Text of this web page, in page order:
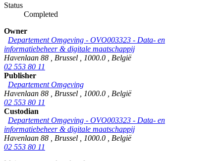
Status
Completed
Owner
Departement Omgeving - OVO003323 - Data- en
informatiebeheer & digitale maatschappij
Havenlaan 88
Brussel 1000.0
België
02 553 80 11
Publisher
Departement Omgeving
Havenlaan 88
Brussel 1000.0
België
02 553 80 11
Custodian
Departement Omgeving - OVO003323 - Data- en
informatiebeheer & digitale maatschappij
Havenlaan 88
Brussel 1000.0
België
02 553 80 11